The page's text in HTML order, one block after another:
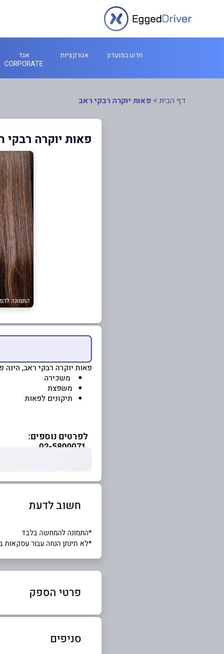
חדש במועדון אטרקציות
אגד
CORPORATE
דף הבית > פאות יוקרה רבקי ראב
פאות יוקרה רבקי
פאות יוקרה רבקי ראב, הינה
משכירה
משפצת
תיקונים לפאות
לפרטים נוספים:
חשוב לדעת
*התמונה להמחשה בלבד
*לא תינתן הנחה עבור עסקאות
פרטי הספק
02-5800071
|
054-8404058
סניפים